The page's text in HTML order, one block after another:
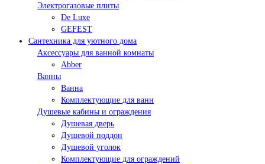
Электрогазовые плиты
De Luxe
GEFEST
Сантехника для уютного дома
Аксессуары для ванной комнаты
Abber
Ванны
Ванна
Комплектующие для ванн
Душевые кабины и ограждения
Душевая дверь
Душевой поддон
Душевой уголок
Комплектующие для ограждений